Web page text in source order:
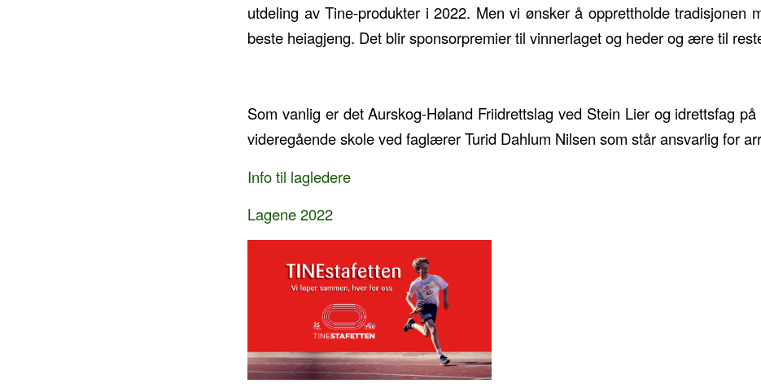
utdeling av Tine-produkter i 2022. Men vi ønsker å opprettholde tradisjonen
beste heiagjeng. Det blir sponsorpremier til vinnerlaget og heder og ære til
Som vanlig er det Aurskog-Høland Friidrettslag ved Stein Lier og idrettsfag på
videregående skole ved faglærer Turid Dahlum Nilsen som står ansvarlig for
Info til lagledere
Lagene 2022